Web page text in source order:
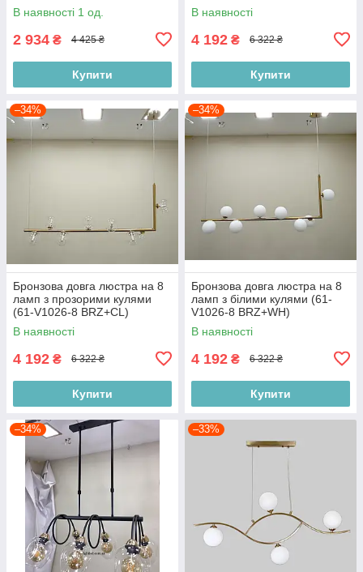
В наявності 1 од.
2 934 ₴ 4 425 ₴
Купити
В наявності
4 192 ₴ 6 322 ₴
Купити
–34%
Бронзова довга люстра на 8
ламп з прозорими кулями
(61-V1026-8 BRZ+CL)
В наявності
4 192 ₴ 6 322 ₴
Купити
–34%
Бронзова довга люстра на 8
ламп з білими кулями (61-
V1026-8 BRZ+WH)
В наявності
4 192 ₴ 6 322 ₴
Купити
–34% –33%